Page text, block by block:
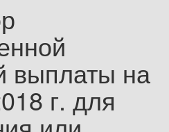
выплаты на
г. для